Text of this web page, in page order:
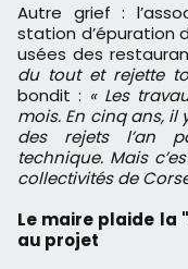
Autre grief :
station d’épuration
usées des
du tout et rejette
bondit : « Les
mois. En cinq ans,
des rejets l’an
technique. Mais
collectivités de
Le maire plaide la
au projet